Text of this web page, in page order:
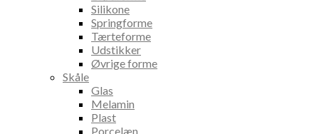
Silikone
Springforme
Tærteforme
Udstikker
Øvrige forme
Skåle
Glas
Melamin
Plast
Porcelæn